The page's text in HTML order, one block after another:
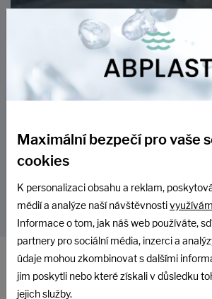
Penzion Jiřinka, Dolní Morava
Více informací
Zobrazit další
Máte dotaz?
Maximální bezpečí pro vaše
cookies
K personalizaci obsahu a reklam,
médií a analýze naší návštěvnosti
Informace o tom, jak náš web používáte,
partnery pro sociální média, inzerci a
údaje mohou zkombinovat s dalšími
jim poskytli nebo které získali v důsledku
jejich služby.